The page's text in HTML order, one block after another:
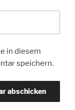
in diesem
speichern.